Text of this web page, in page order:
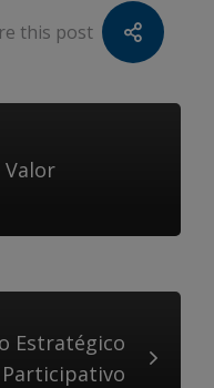
this post
Valor
Estratégico
Participativo